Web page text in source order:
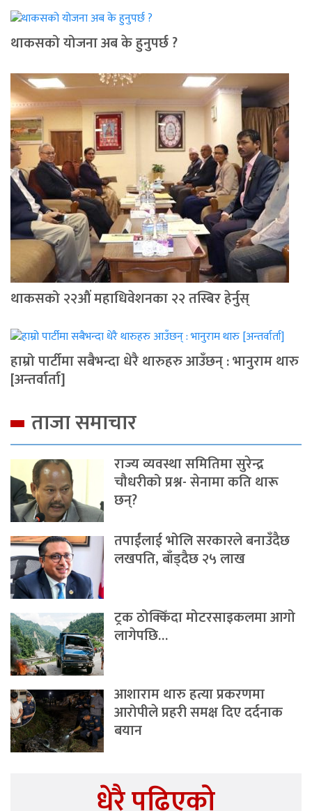
थाकसको योजना अब के हुनुपर्छ ?
थाकसको २२औं महाधिवेशनका २२ तस्बिर हेर्नुस्
हाम्रो पार्टीमा सबैभन्दा धेरै थारुहरु आउँछन् : भानुराम थारु
[अन्तर्वार्ता]
ताजा समाचार
राज्य व्यवस्था समितिमा सुरेन्द्र
चौधरीको प्रश्न- सेनामा कति थारू
छन्?
तपाईंलाई भोलि सरकारले बनाउँदैछ
लखपति, बाँड्दैछ २५ लाख
ट्रक ठोक्किँदा मोटरसाइकलमा आगो
लागेपछि…
आशाराम थारु हत्या प्रकरणमा
आरोपीले प्रहरी समक्ष दिए दर्दनाक
बयान